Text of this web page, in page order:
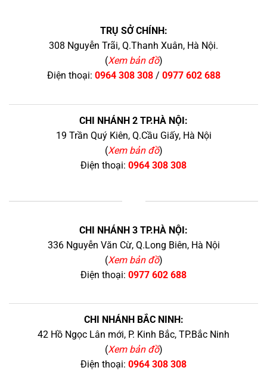
TRỤ SỞ CHÍNH:
308 Nguyễn Trãi, Q.Thanh Xuân, Hà Nội.
(Xem bản đồ)
Điện thoại: 0964 308 308/ 0977 602 688
CHI NHÁNH 2 TP.HÀ NỘI:
19 Trần Quý Kiên, Q.Cầu Giấy, Hà Nội
(Xem bản đồ)
Điện thoại: 0964 308 308
CHI NHÁNH 3 TP.HÀ NỘI:
336 Nguyễn Văn Cừ, Q.Long Biên, Hà Nội
(Xem bản đồ)
Điện thoại: 0977 602 688
CHI NHÁNH BẮC NINH:
42 Hồ Ngọc Lân mới, P. Kinh Bắc, TP.Bắc Ninh
(Xem bản đồ)
Điện thoại: 0964 308 308